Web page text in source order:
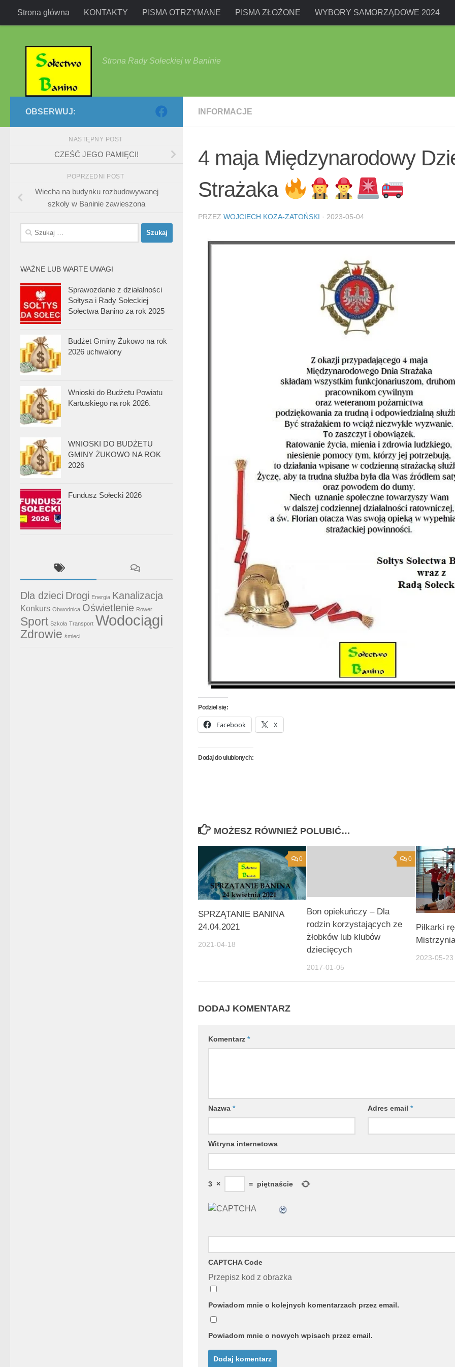
Przejdź do treści
Strona główna KONTAKTY PISMA OTRZYMANE PISMA ZŁOŻONE WYBORY SAMORZĄDOWE 2024
Strona Rady Sołeckiej w Baninie
INFORMACJE
4 maja Międzynarodowy
Strażaka
PRZEZ WOJCIECH KOZA-ZATOŃSKI · 2023-05-04
Podziel się:
Facebook X
Dodaj do ulubionych:
MOŻESZ RÓWNIEŻ POLUBIĆ…
0
SPRZĄTANIE BANINA
24.04.2021
2021-04-18
0
Bon opiekuńczy – Dla
rodzin korzystających ze
żłobków lub klubów
dziecięcych
2017-01-05
Piłkarki
2023-05-23
DODAJ KOMENTARZ
Komentarz *
Nazwa * Adres email*
Witryna internetowa
3 × = piętnaście
CAPTCHA Code
Przepisz kod z obrazka
Powiadom mnie o kolejnych komentarzach przez email.
Powiadom mnie o nowych wpisach przez email.
OBSERWUJ:
NASTĘPNY POST
CZEŚĆ JEGO PAMIĘCI!
POPRZEDNI POST
Wiecha na budynku rozbudowywanej
szkoły w Baninie zawieszona
Szukaj:
WAŻNE LUB WARTE UWAGI
Sprawozdanie z działalności
Sołtysa i Rady Sołeckiej
Sołectwa Banino za rok 2025
Budżet Gminy Żukowo na rok
2026 uchwalony
Wnioski do Budżetu Powiatu
Kartuskiego na rok 2026.
WNIOSKI DO BUDŻETU
GMINY ŻUKOWO NA ROK
2026
Fundusz Sołecki 2026
Dla dzieci Drogi Energia Kanalizacja
Konkurs Obwodnica Oświetlenie Rower
Sport Szkoła Transport Wodociągi
Zdrowie śmieci